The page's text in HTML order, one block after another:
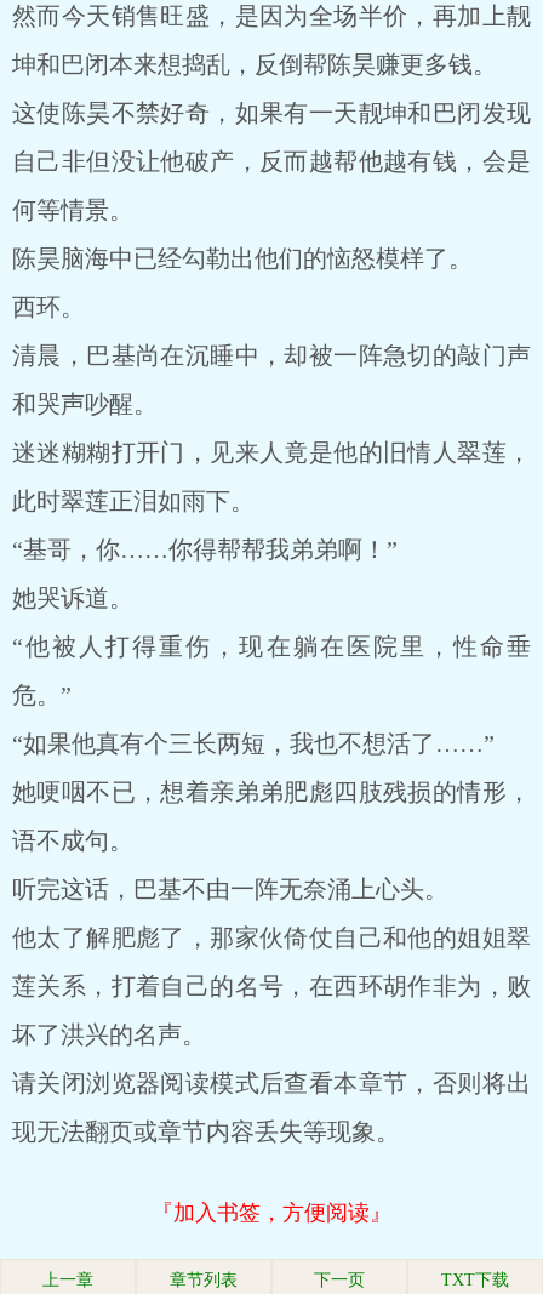
然而今天销售旺盛，是因为全场半价，再加上靓
坤和巴闭本来想捣乱，反倒帮陈昊赚更多钱。
这使陈昊不禁好奇，如果有一天靓坤和巴闭发现
自己非但没让他破产，反而越帮他越有钱，会是
何等情景。
陈昊脑海中已经勾勒出他们的恼怒模样了。
西环。
清晨，巴基尚在沉睡中，却被一阵急切的敲门声
和哭声吵醒。
迷迷糊糊打开门，见来人竟是他的旧情人翠莲，
此时翠莲正泪如雨下。
“基哥，你……你得帮帮我弟弟啊！”
她哭诉道。
“他被人打得重伤，现在躺在医院里，性命垂
危。”
“如果他真有个三长两短，我也不想活了……”
她哽咽不已，想着亲弟弟肥彪四肢残损的情形，
语不成句。
听完这话，巴基不由一阵无奈涌上心头。
他太了解肥彪了，那家伙倚仗自己和他的姐姐翠
莲关系，打着自己的名号，在西环胡作非为，败
坏了洪兴的名声。
请关闭浏览器阅读模式后查看本章节，否则将出
现无法翻页或章节内容丢失等现象。
『加入书签，方便阅读』
上一章 章节列表 下一页 TXT下载